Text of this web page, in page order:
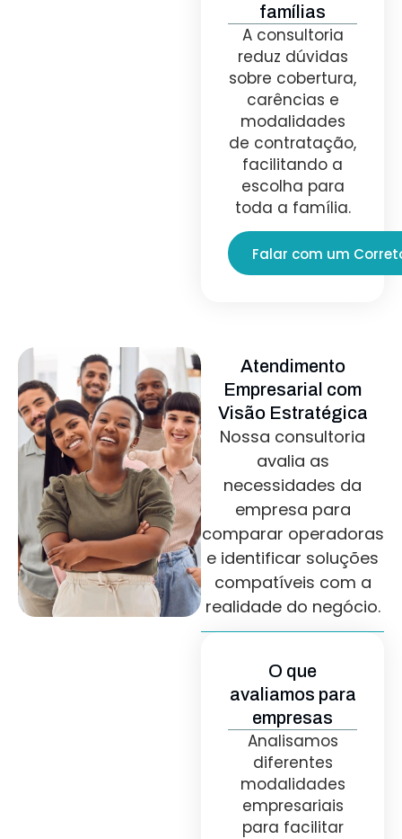
famílias
A consultoria
reduz dúvidas
sobre cobertura,
carências e
modalidades
de contratação,
facilitando a
escolha para
toda a família.
Falar com um
Atendimento
Empresarial com
Visão Estratégica
Nossa consultoria
avalia as
necessidades da
empresa para
comparar operadoras
e identificar soluções
compatíveis com a
realidade do negócio.
O que
avaliamos para
empresas
Analisamos
diferentes
modalidades
empresariais
para facilitar